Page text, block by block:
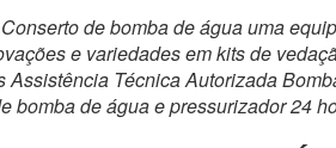
de bomba de água uma
e variedades em kits de
Assistência Técnica Autorizada
bomba de água e pressurizador 24